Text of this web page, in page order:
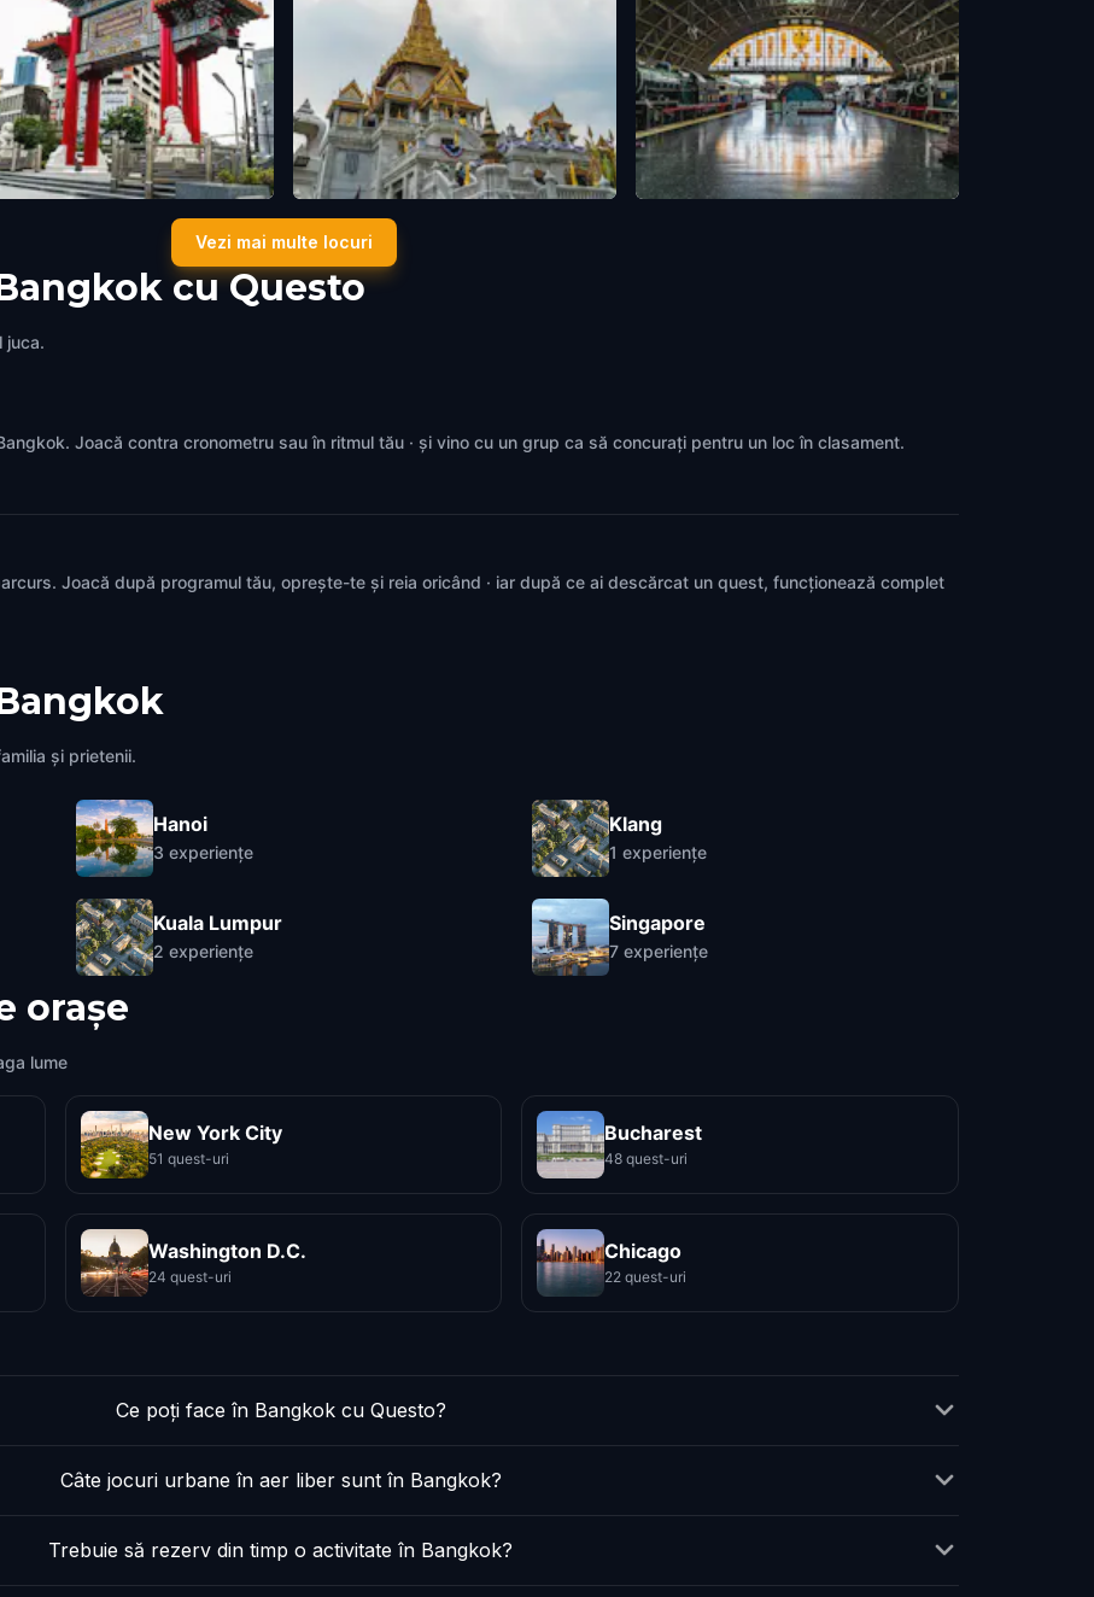
Wat Traimit Withayaram Worawihan
Bangkok ,
Vezi mai multe locuri
cu Questo
juca.
Joacă contra cronometru sau în ritmul tău · și vino cu un grup ca să concurați pentru un loc în clasament.
Joacă după programul tău, oprește-te și reia oricând · iar după ce ai descărcat un quest, funcționează complet
și prietenii.
Hanoi
3 experiențe
Kuala Lumpur
2 experiențe
Klang
1 experiențe
Singapore
7 experiențe
orașe
lume
New York City
51 quest-uri
Bucharest
48 quest-uri
Washington D.C.
24 quest-uri
Chicago
22 quest-uri
Ce poți face în Bangkok cu Questo?
Câte jocuri urbane în aer liber sunt în Bangkok?
Trebuie să rezerv din timp o activitate în Bangkok?